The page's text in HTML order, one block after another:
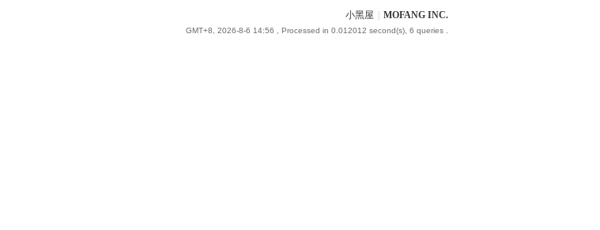
小黑屋 MOFANG INC.
GMT+8, 2026-8-6 14:56 , Processed in 0.012012 second(s), 6 queries .